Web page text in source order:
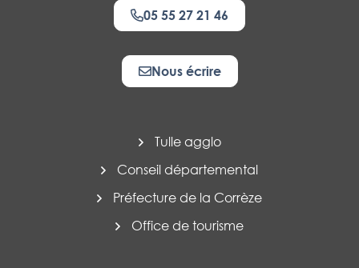
05 55 27 21 46
Nous écrire
Tulle agglo
Conseil départemental
Préfecture de la Corrèze
Office de tourisme